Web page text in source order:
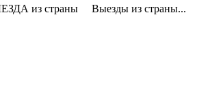
из страны Выезды из страны...